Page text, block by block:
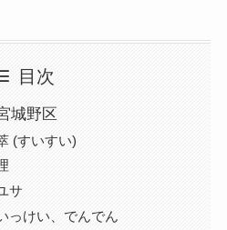
目次
城野区
(すいすい)
サ
っけい、でんでん